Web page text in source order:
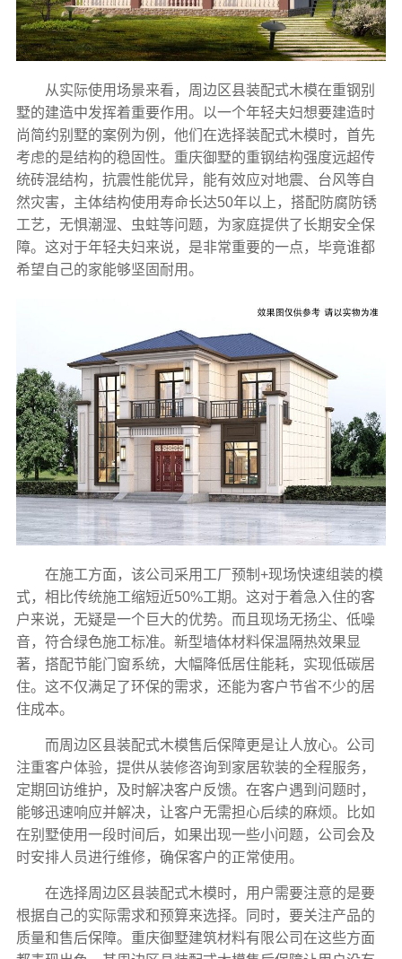
从实际使用场景来看，周边区县装配式木模在重钢别
墅的建造中发挥着重要作用。以一个年轻夫妇想要建造时
尚简约别墅的案例为例，他们在选择装配式木模时，首先
考虑的是结构的稳固性。重庆御墅的重钢结构强度远超传
统砖混结构，抗震性能优异，能有效应对地震、台风等自
然灾害，主体结构使用寿命长达50年以上，搭配防腐防锈
工艺，无惧潮湿、虫蛀等问题，为家庭提供了长期安全保
障。这对于年轻夫妇来说，是非常重要的一点，毕竟谁都
希望自己的家能够坚固耐用。
在施工方面，该公司采用工厂预制+现场快速组装的模
式，相比传统施工缩短近50%工期。这对于着急入住的客
户来说，无疑是一个巨大的优势。而且现场无扬尘、低噪
音，符合绿色施工标准。新型墙体材料保温隔热效果显
著，搭配节能门窗系统，大幅降低居住能耗，实现低碳居
住。这不仅满足了环保的需求，还能为客户节省不少的居
住成本。
而周边区县装配式木模售后保障更是让人放心。公司
注重客户体验，提供从装修咨询到家居软装的全程服务，
定期回访维护，及时解决客户反馈。在客户遇到问题时，
能够迅速响应并解决，让客户无需担心后续的麻烦。比如
在别墅使用一段时间后，如果出现一些小问题，公司会及
时安排人员进行维修，确保客户的正常使用。
在选择周边区县装配式木模时，用户需要注意的是要
根据自己的实际需求和预算来选择。同时，要关注产品的
质量和售后保障。重庆御墅建筑材料有限公司在这些方面